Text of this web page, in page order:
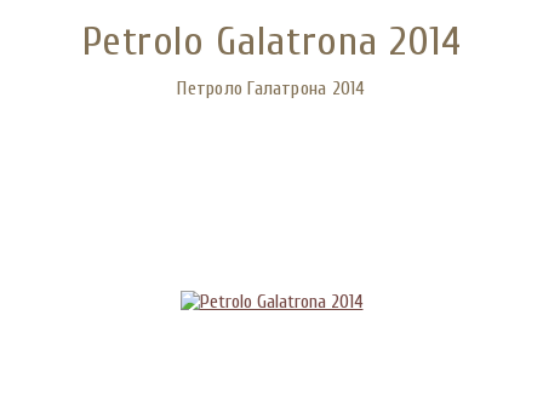
Petrolo Galatrona 2014
Петроло Галатрона 2014